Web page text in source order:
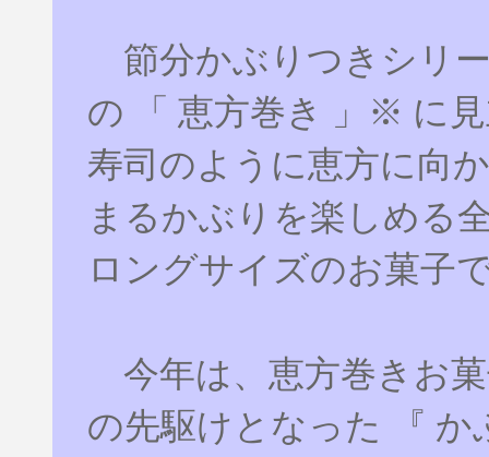
節分かぶりつきシリ
の 「 恵方巻き 」※ に
寿司のように恵方に向
まるかぶりを楽しめる
ロングサイズのお菓子
今年は、恵方巻きお
の先駆けとなった 『 か